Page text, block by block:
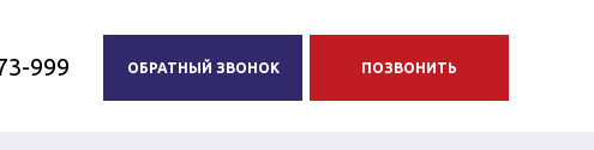
ПОЗВОНИТЬ
ОБРАТНЫЙ ЗВОНОК
999